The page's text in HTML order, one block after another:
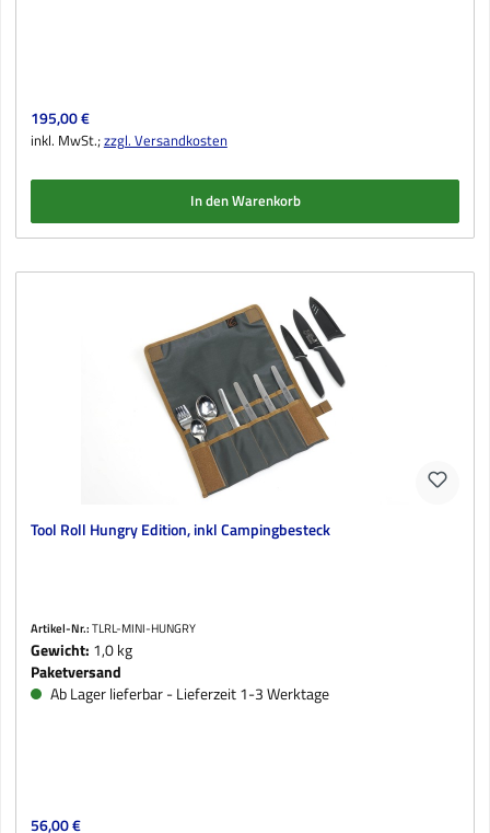
Regulärer Preis:
195,00 €
inkl. MwSt.;zzgl. Versandkosten
In den Warenkorb
Tool Roll Hungry Edition, inkl Campingbesteck
Artikel-Nr.:TLRL-MINI-HUNGRY
Gewicht: 1,0 kg
Paketversand
Ab Lager lieferbar - Lieferzeit 1-3 Werktage
Regulärer Preis:
56,00 €